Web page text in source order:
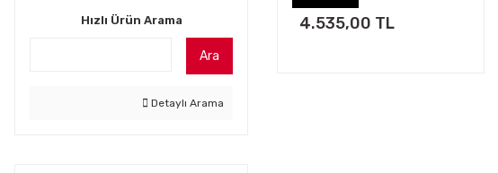
Hızlı Ürün Arama
Ara
Detaylı Arama
4.535,00 TL